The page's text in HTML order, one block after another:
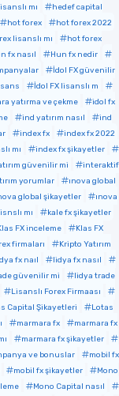
mı
hedef capital
hot forex
hot forex 2022
lisanslı mı
hot forex
fx nasıl
Hun fx nedir
İdol FX güvenilir
İdol FX lisanslı m
yatırma ve çekme
idol fx
ind yatırım nasıl
ind
index fx
index fx 2022
mı
index fx şikayetler
güvenilir mi
interaktif
yorumlar
ınova global
global şikayetler
ınova
mı
kale fx şikayetler
FX inceleme
Klas FX
firmaları
Kripto Yatırım
fx naıl
lidya fx nasıl
güvenilir mi
lidya trade
Lisanslı Forex Firmaası
Capital Şikayetleri
Lotas
marmara fx
marmara fx
marmara fx şikayetler
ve bonuslar
mobil fx
mobil fx şikayetler
Mono
Mono Capital nasıl